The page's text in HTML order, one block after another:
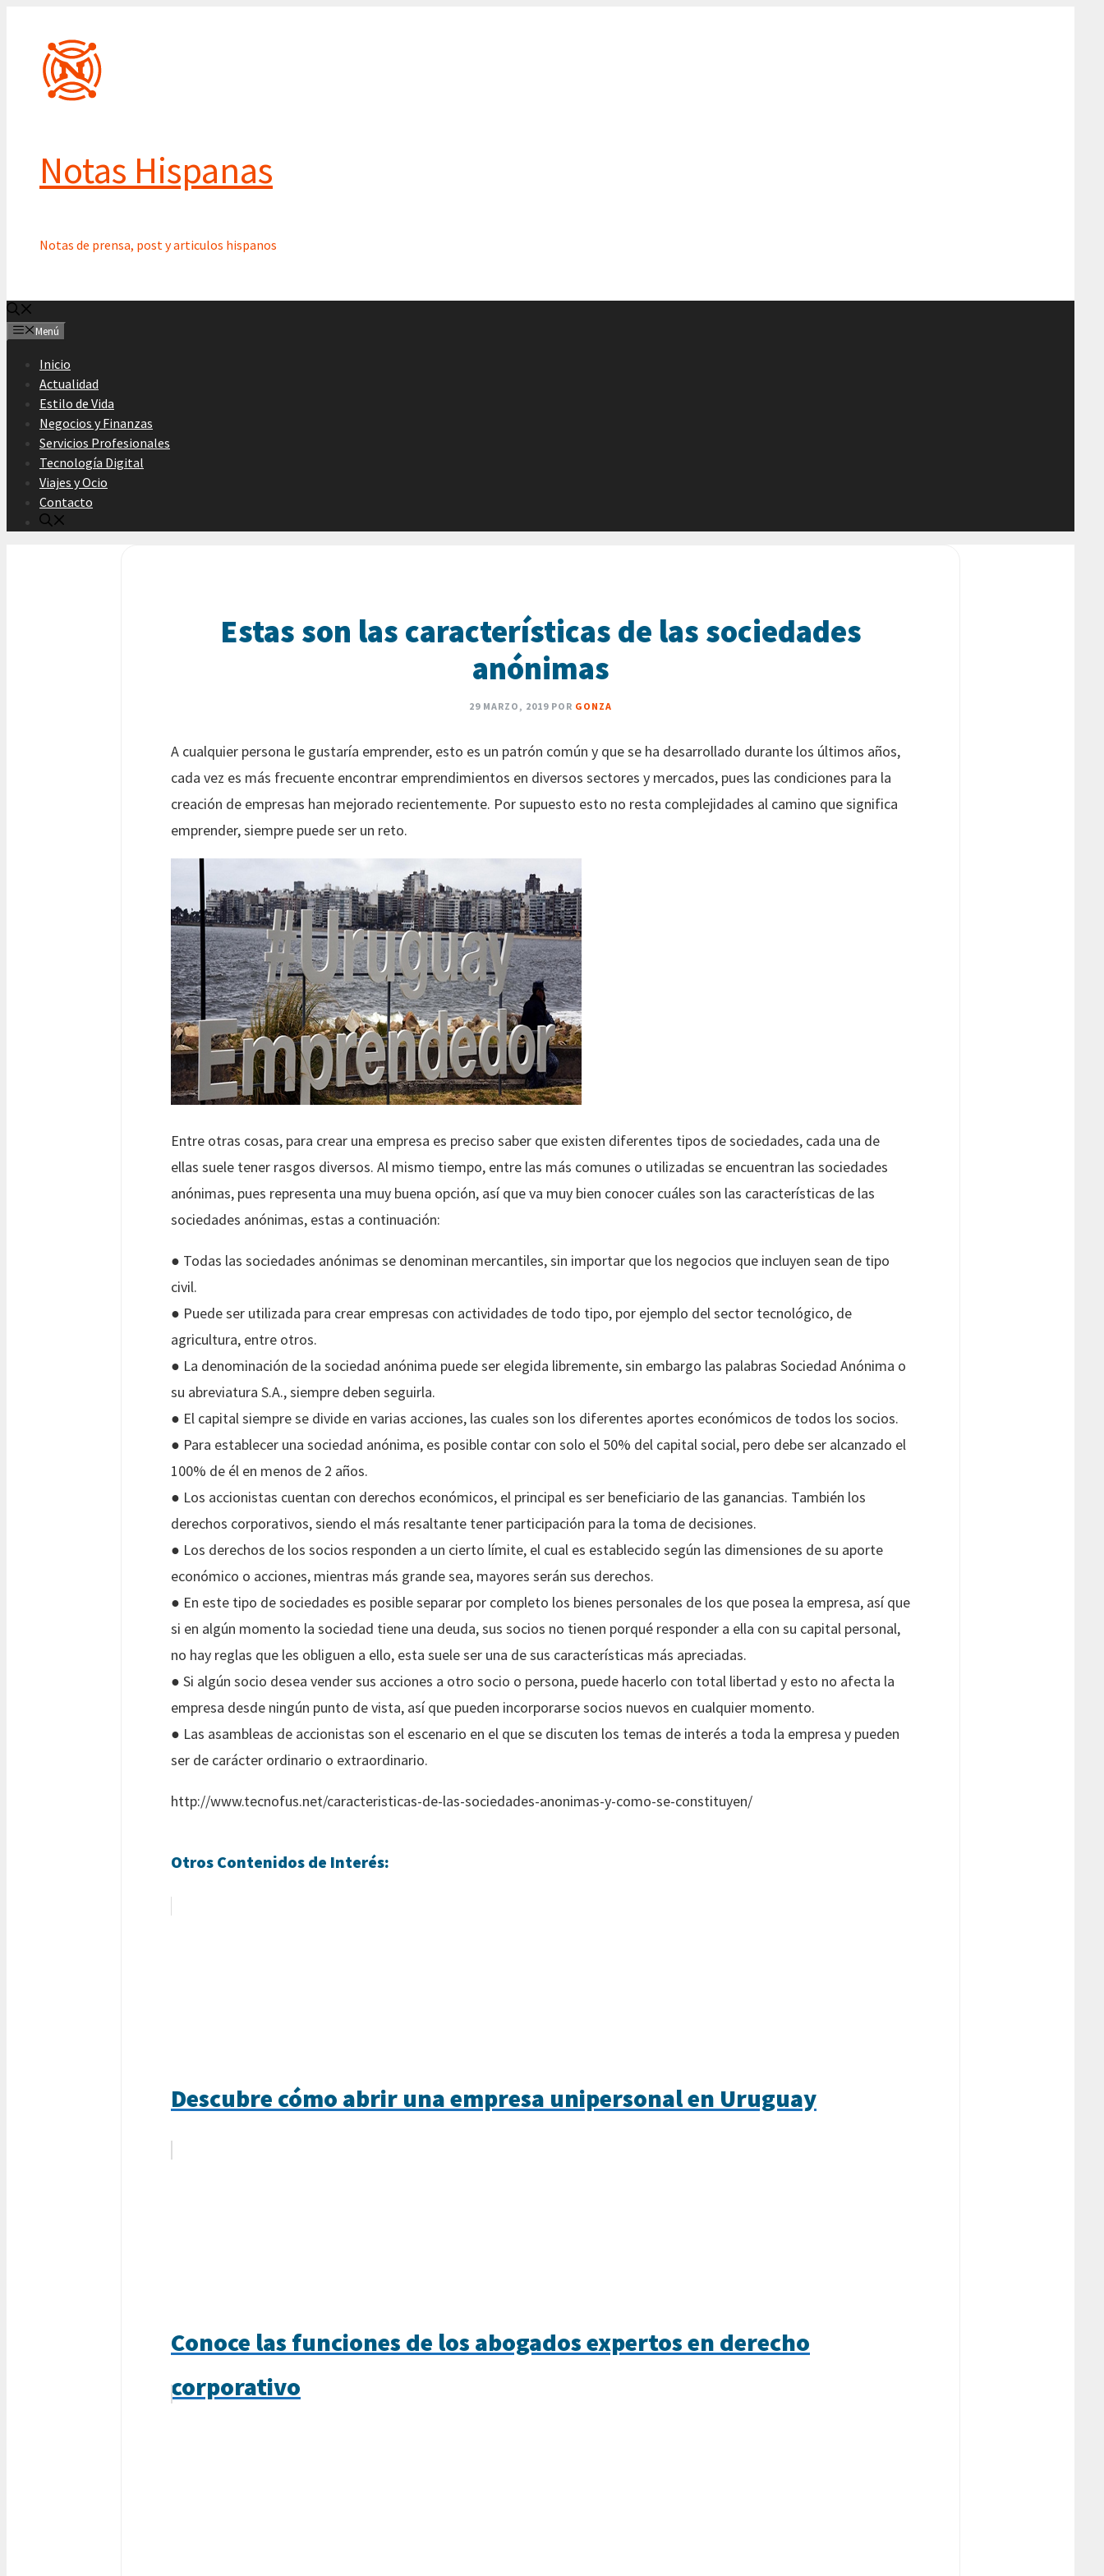
contenido
Notas Hispanas
Notas de prensa, post y articulos hispanos
Menú
Inicio
Actualidad
Estilo de Vida
Negocios y Finanzas
Servicios Profesionales
Tecnología Digital
Viajes y Ocio
Contacto
Estas son las características de las sociedades
anónimas
29 MARZO, 2019 POR GONZA
A cualquier persona le gustaría emprender, esto es un patrón común y que se ha desarrollado durante los últimos años,
cada vez es más frecuente encontrar emprendimientos en diversos sectores y mercados, pues las condiciones para la
creación de empresas han mejorado recientemente. Por supuesto esto no resta complejidades al camino que significa
emprender, siempre puede ser un reto.
Entre otras cosas, para crear una empresa es preciso saber que existen diferentes tipos de sociedades, cada una de
ellas suele tener rasgos diversos. Al mismo tiempo, entre las más comunes o utilizadas se encuentran las sociedades
anónimas, pues representa una muy buena opción, así que va muy bien conocer cuáles son las características de las
sociedades anónimas, estas a continuación:
● Todas las sociedades anónimas se denominan mercantiles, sin importar que los negocios que incluyen sean de tipo
civil.
● Puede ser utilizada para crear empresas con actividades de todo tipo, por ejemplo del sector tecnológico, de
agricultura, entre otros.
● La denominación de la sociedad anónima puede ser elegida libremente, sin embargo las palabras Sociedad Anónima o
su abreviatura S.A., siempre deben seguirla.
● El capital siempre se divide en varias acciones, las cuales son los diferentes aportes económicos de todos los socios.
● Para establecer una sociedad anónima, es posible contar con solo el 50% del capital social, pero debe ser alcanzado el
100% de él en menos de 2 años.
● Los accionistas cuentan con derechos económicos, el principal es ser beneficiario de las ganancias. También los
derechos corporativos, siendo el más resaltante tener participación para la toma de decisiones.
● Los derechos de los socios responden a un cierto límite, el cual es establecido según las dimensiones de su aporte
económico o acciones, mientras más grande sea, mayores serán sus derechos.
● En este tipo de sociedades es posible separar por completo los bienes personales de los que posea la empresa, así que
si en algún momento la sociedad tiene una deuda, sus socios no tienen porqué responder a ella con su capital personal,
no hay reglas que les obliguen a ello, esta suele ser una de sus características más apreciadas.
● Si algún socio desea vender sus acciones a otro socio o persona, puede hacerlo con total libertad y esto no afecta la
empresa desde ningún punto de vista, así que pueden incorporarse socios nuevos en cualquier momento.
● Las asambleas de accionistas son el escenario en el que se discuten los temas de interés a toda la empresa y pueden
ser de carácter ordinario o extraordinario.
http://www.tecnofus.net/caracteristicas-de-las-sociedades-anonimas-y-como-se-constituyen/
Otros Contenidos de Interés:
Descubre cómo abrir una empresa unipersonal en Uruguay
Conoce las funciones de los abogados expertos en derecho
corporativo